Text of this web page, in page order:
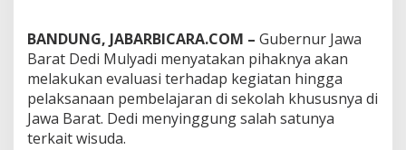
k
a
n
E
v
a
l
BANDUNG, JABARBICARA.COM – Gubernur Jawa
Barat Dedi Mulyadi menyatakan pihaknya akan
melakukan evaluasi terhadap kegiatan hingga
pelaksanaan pembelajaran di sekolah khususnya di
Jawa Barat. Dedi menyinggung salah satunya
terkait wisuda.